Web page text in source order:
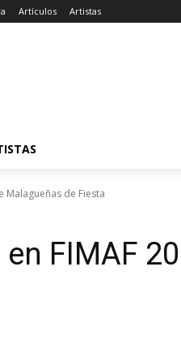
Artículos Artistas
Malagueñas de Fiesta
FIMAF